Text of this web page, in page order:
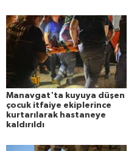
Manavgat'ta kuyuya düşen
çocuk itfaiye ekiplerince
kurtarılarak hastaneye
kaldırıldı